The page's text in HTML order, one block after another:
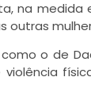
na
outras
o de